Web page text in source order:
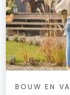
BOUW EN